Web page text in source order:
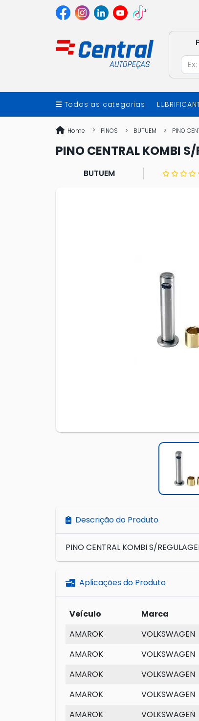
Todas as categorias
Home PINOS BUTUEM PINO
PINO CENTRAL KOMBI
BUTUEM
Descrição do Produto
PINO CENTRAL KOMBI S/
Aplicações do Produto
Veículo Marca
AMAROK
VOLKSWAGEN
AMAROK
VOLKSWAGEN
AMAROK
VOLKSWAGEN
AMAROK
VOLKSWAGEN
AMAROK
VOLKSWAGEN